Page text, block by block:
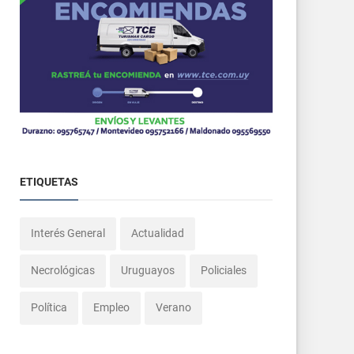
ETIQUETAS
Interés General Actualidad
Necrológicas Uruguayos Policiales
Política Empleo Verano